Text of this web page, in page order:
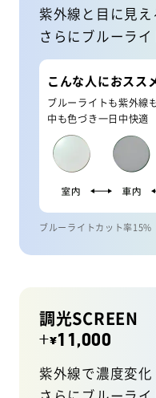
紫外線と目に見
さらにブルーライ
こんな人におスス
ブルーライトも紫外線
中も色づき一日中快適
ブルーライトカット率15%
調光SCREEN
+¥11,000
紫外線で濃度変化